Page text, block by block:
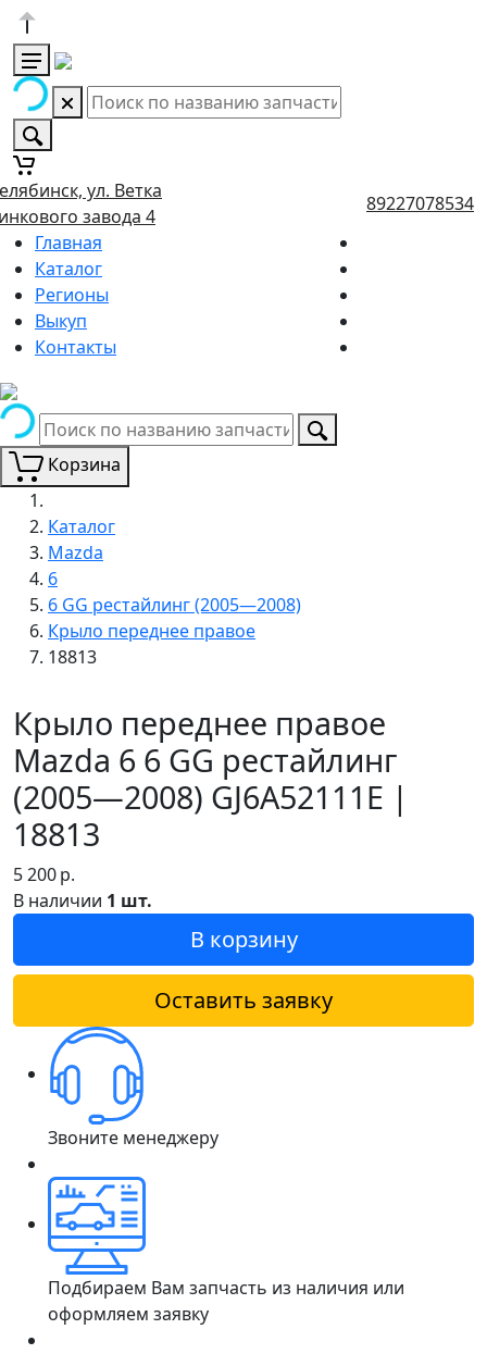
ул. Ветка
завода 4
89227078534
Главная
Каталог
Регионы
Выкуп
Контакты
Корзина
Каталог
Mazda
6
6 GG рестайлинг (2005—2008)
Крыло переднее правое
18813
Крыло переднее правое
Mazda 6 6 GG рестайлинг
(2005—2008) GJ6A52111E |
18813
5 200р.
В наличии 1 шт.
В корзину
Оставить заявку
Звоните менеджеру
Подбираем Вам запчасть из наличия или
оформляем заявку